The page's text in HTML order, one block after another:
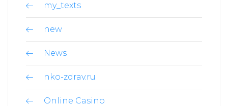
my_texts
new
News
nko-zdrav.ru
Online Casino